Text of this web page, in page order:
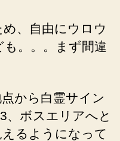
、自由にウロウ
。。。まず間違
から白霊サイン
、ボスエリアへと
るようになって